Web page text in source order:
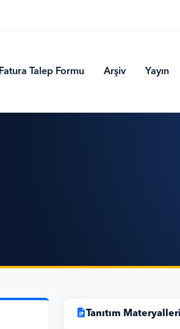
Fatura Talep Formu Arşiv Yayın
Tanıtım Materyalleri